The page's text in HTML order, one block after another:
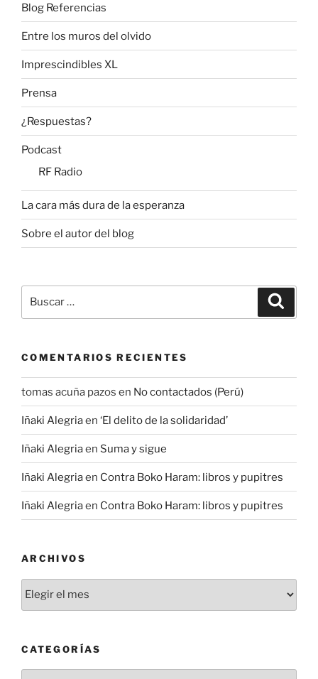
Blog Referencias
Entre los muros del olvido
Imprescindibles XL
Prensa
¿Respuestas?
Podcast
RF Radio
La cara más dura de la esperanza
Sobre el autor del blog
por:
COMENTARIOS RECIENTES
tomas acuña pazos en No contactados (Perú)
Iñaki Alegriaen ‘El delito de la solidaridad’
Iñaki Alegriaen Suma y sigue
Iñaki Alegriaen Contra Boko Haram: libros y pupitres
Iñaki Alegriaen Contra Boko Haram: libros y pupitres
ARCHIVOS
CATEGORÍAS